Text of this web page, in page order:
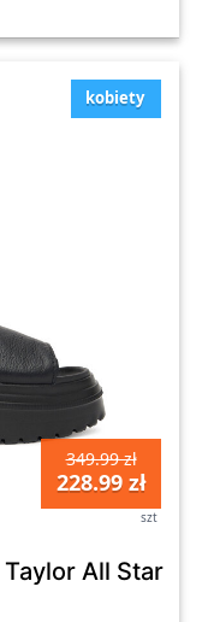
kobiety
349.99 zł
228.99 zł
szt
All Star